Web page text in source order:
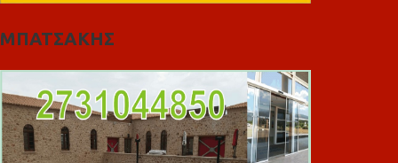
ΜΠΑΤΣΑΚΗΣ